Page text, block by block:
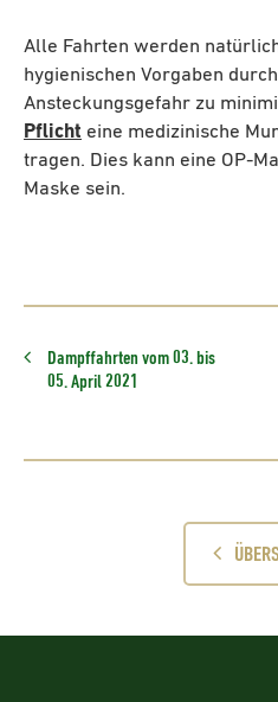
Alle Fahrten werden
hygienischen Vorgaben
Ansteckungsgefahr zu
Pflicht eine medizinische
tragen. Dies kann eine OP-
Maske sein.
Dampffahrten vom 03. bis
05. April 2021